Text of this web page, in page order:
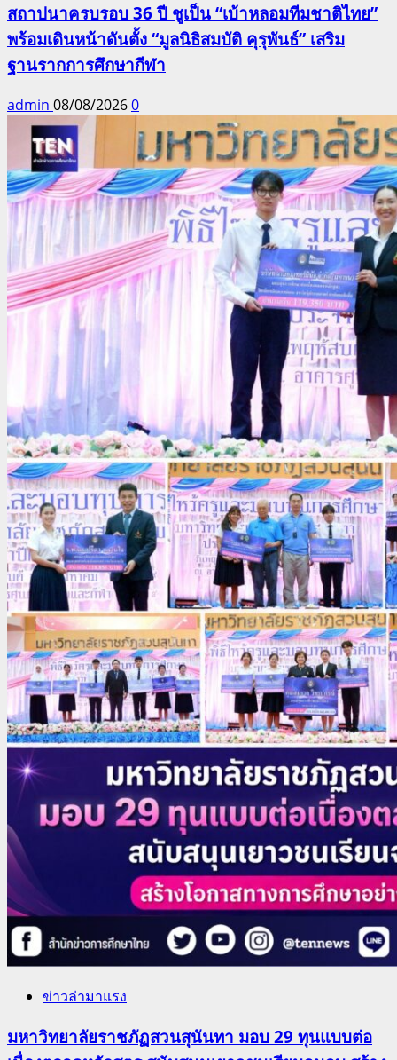
สถาปนาครบรอบ 36 ปี ชูเป็น “เบ้าหลอมทีมชาติไทย”
พร้อมเดินหน้าดันตั้ง “มูลนิธิสมบัติ คุรุพันธ์” เสริม
ฐานรากการศึกษากีฬา
admin 08/08/20260
ข่าวล่ามาแรง
มหาวิทยาลัยราชภัฏสวนสุนันทา มอบ 29 ทุนแบบต่อ